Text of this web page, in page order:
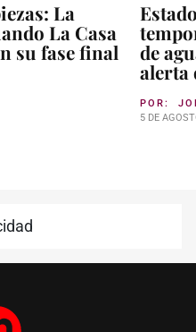
La
La Casa
su fase final
de
alerta
POR:
5 DE